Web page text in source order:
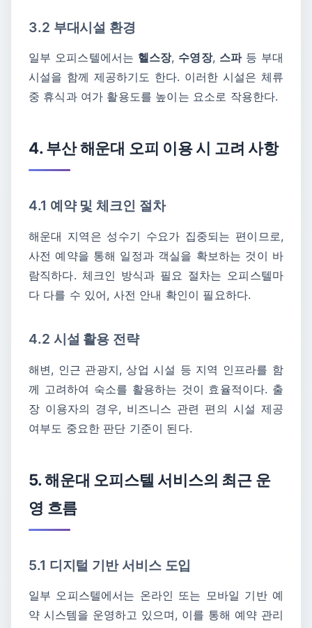
3.2 부대시설 환경
일부 오피스텔에서는 헬스장, 수영장, 스파등 부대
시설을 함께 제공하기도 한다. 이러한 시설은 체류
중 휴식과 여가 활용도를 높이는 요소로 작용한다.
4. 부산 해운대 오피 이용 시 고려 사항
4.1 예약 및 체크인 절차
해운대 지역은 성수기 수요가 집중되는 편이므로,
사전 예약을 통해 일정과 객실을 확보하는 것이 바
람직하다. 체크인 방식과 필요 절차는 오피스텔마
다 다를 수 있어, 사전 안내 확인이 필요하다.
4.2 시설 활용 전략
해변, 인근 관광지, 상업 시설 등 지역 인프라를 함
께 고려하여 숙소를 활용하는 것이 효율적이다. 출
장 이용자의 경우, 비즈니스 관련 편의 시설 제공
여부도 중요한 판단 기준이 된다.
5. 해운대 오피스텔 서비스의 최근 운
영 흐름
5.1 디지털 기반 서비스 도입
일부 오피스텔에서는 온라인 또는 모바일 기반 예
약 시스템을 운영하고 있으며, 이를 통해 예약 관리